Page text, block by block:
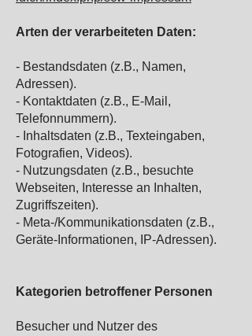
Arten der verarbeiteten Daten:
- Bestandsdaten (z.B., Namen,
Adressen).
- Kontaktdaten (z.B., E-Mail,
Telefonnummern).
- Inhaltsdaten (z.B., Texteingaben,
Fotografien, Videos).
- Nutzungsdaten (z.B., besuchte
Webseiten, Interesse an Inhalten,
Zugriffszeiten).
- Meta-/Kommunikationsdaten (z.B.,
Geräte-Informationen, IP-Adressen).
Kategorien betroffener Personen
Besucher und Nutzer des